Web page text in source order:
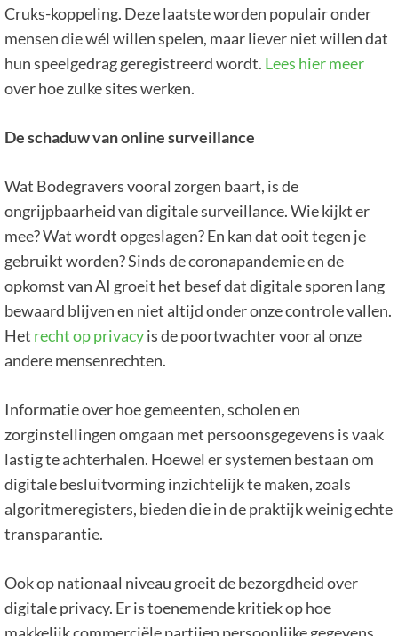
Cruks-koppeling. Deze laatste worden populair onder
mensen die wél willen spelen, maar liever niet willen dat
hun speelgedrag geregistreerd wordt. Lees hier meer
over hoe zulke sites werken.
De schaduw van online surveillance
Wat Bodegravers vooral zorgen baart, is de
ongrijpbaarheid van digitale surveillance. Wie kijkt er
mee? Wat wordt opgeslagen? En kan dat ooit tegen je
gebruikt worden? Sinds de coronapandemie en de
opkomst van AI groeit het besef dat digitale sporen lang
bewaard blijven en niet altijd onder onze controle vallen.
Het recht op privacyis de poortwachter voor al onze
andere mensenrechten.
Informatie over hoe gemeenten, scholen en
zorginstellingen omgaan met persoonsgegevens is vaak
lastig te achterhalen. Hoewel er systemen bestaan om
digitale besluitvorming inzichtelijk te maken, zoals
algoritmeregisters, bieden die in de praktijk weinig echte
transparantie.
Ook op nationaal niveau groeit de bezorgdheid over
digitale privacy. Er is toenemende kritiek op hoe